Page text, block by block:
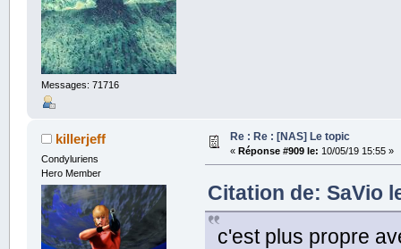
Messages: 71716
killerjeff
Condyluriens
Hero Member
Re : Re : [NAS] Le topic
« Réponse #909 le: 10/05/19 15:55 »
Citation de: SaVio
c'est plus propre